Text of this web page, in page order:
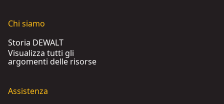
Chi siamo
Storia DEWALT
Visualizza tutti gli
argomenti delle risorse
Assistenza